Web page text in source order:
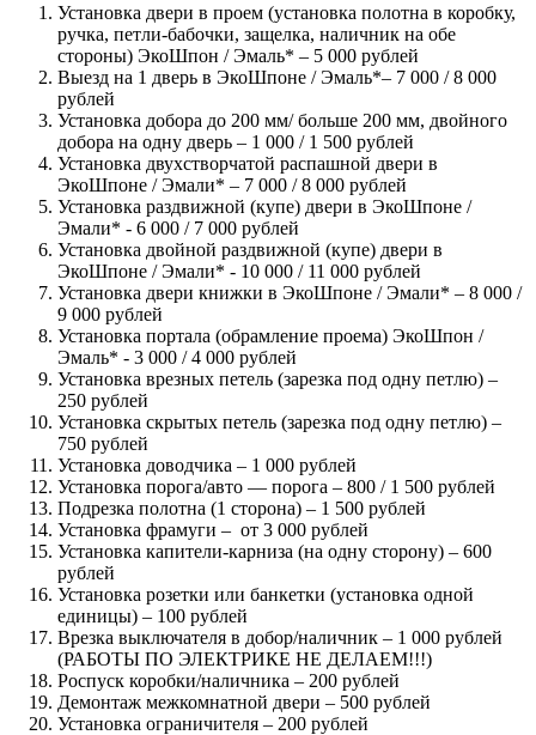
Установка двери в проем (установка полотна в коробку,
ручка, петли-бабочки, защелка, наличник на обе
стороны) ЭкоШпон / Эмаль* – 5 000 рублей
Выезд на 1 дверь в ЭкоШпоне / Эмаль*– 7 000 / 8 000
рублей
Установка добора до 200 мм/ больше 200 мм, двойного
добора на одну дверь – 1 000 / 1 500 рублей
Установка двухстворчатой распашной двери в
ЭкоШпоне / Эмали* – 7 000 / 8 000 рублей
Установка раздвижной (купе) двери в ЭкоШпоне /
Эмали* - 6 000 / 7 000 рублей
Установка двойной раздвижной (купе) двери в
ЭкоШпоне / Эмали* - 10 000 / 11 000 рублей
Установка двери книжки в ЭкоШпоне / Эмали* – 8 000 /
9 000 рублей
Установка портала (обрамление проема) ЭкоШпон /
Эмаль* - 3 000 / 4 000 рублей
Установка врезных петель (зарезка под одну петлю) –
250 рублей
Установка скрытых петель (зарезка под одну петлю) –
750 рублей
Установка доводчика – 1 000 рублей
Установка порога/авто — порога – 800 / 1 500 рублей
Подрезка полотна (1 сторона) – 1 500 рублей
Установка фрамуги – от 3 000 рублей
Установка капители-карниза (на одну сторону) – 600
рублей
Установка розетки или банкетки (установка одной
единицы) – 100 рублей
Врезка выключателя в добор/наличник – 1 000 рублей
(РАБОТЫ ПО ЭЛЕКТРИКЕ НЕ ДЕЛАЕМ!!!)
Роспуск коробки/наличника – 200 рублей
Демонтаж межкомнатной двери – 500 рублей
Установка ограничителя – 200 рублей